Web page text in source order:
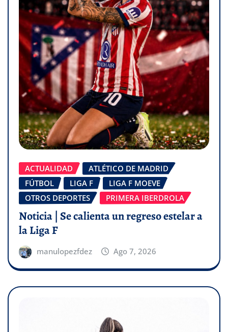
ACTUALIDAD
ATLÉTICO DE MADRID
FÚTBOL
LIGA F
LIGA F MOEVE
OTROS DEPORTES
PRIMERA IBERDROLA
Noticia | Se calienta un regreso estelar a
la Liga F
manulopezfdez Ago 7, 2026